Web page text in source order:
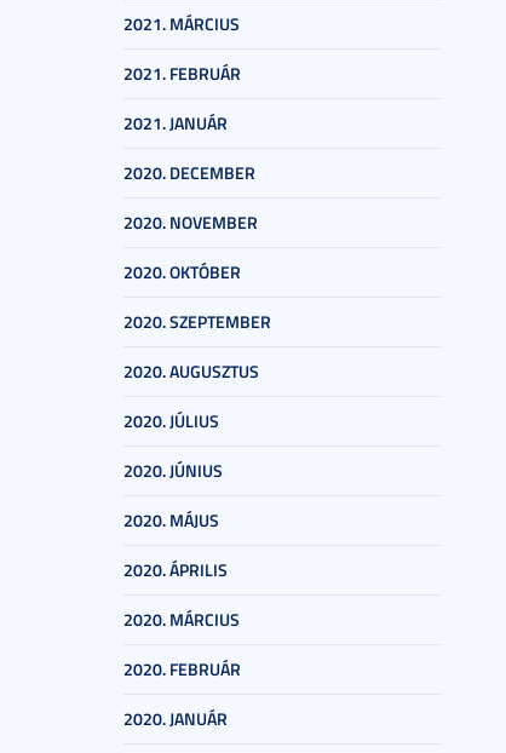
2021. MÁRCIUS
2021. FEBRUÁR
2021. JANUÁR
2020. DECEMBER
2020. NOVEMBER
2020. OKTÓBER
2020. SZEPTEMBER
2020. AUGUSZTUS
2020. JÚLIUS
2020. JÚNIUS
2020. MÁJUS
2020. ÁPRILIS
2020. MÁRCIUS
2020. FEBRUÁR
2020. JANUÁR